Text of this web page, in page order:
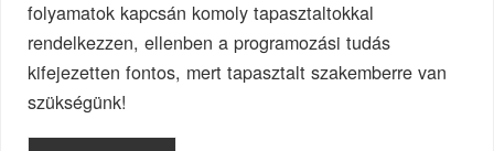
folyamatok kapcsán komoly tapasztaltokkal
rendelkezzen, ellenben a programozási tudás
kifejezetten fontos, mert tapasztalt szakemberre van
szükségünk!